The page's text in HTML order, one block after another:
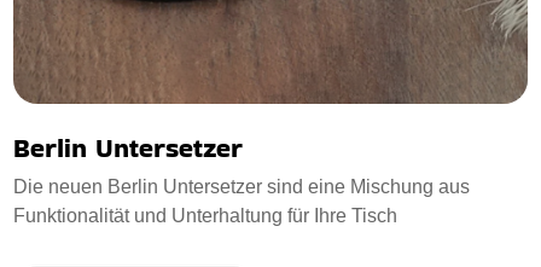
Berlin Untersetzer
Die neuen Berlin Untersetzer sind eine Mischung aus
Funktionalität und Unterhaltung für Ihre Tisch